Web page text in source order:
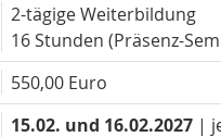
2-tägige Weiterbildung
16 Stunden (Präsenz-
550,00 Euro
15.02. und 16.02.2027|